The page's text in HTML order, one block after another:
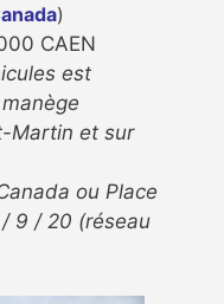
)
CAEN
est
Martin et sur
ou Place
9 / 20 (réseau